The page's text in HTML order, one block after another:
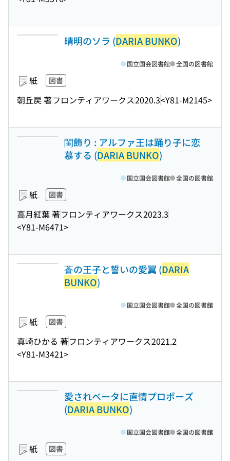
晴明のソラ (DARIA BUNKO)
紙 図書
朝丘戻 著フロンティアワークス2020.3<Y81-M2145>
国立国会図書館 全国の図書館
閨飾り : アルファ王は踊り子に恋
慕する (DARIA BUNKO)
紙 図書
高月紅葉 著フロンティアワークス2023.3
<Y81-M6471>
国立国会図書館 全国の図書館
蒼の王子と誓いの愛翼 (DARIA
BUNKO)
紙 図書
真崎ひかる 著フロンティアワークス2021.2
<Y81-M3421>
国立国会図書館 全国の図書館
愛されベータに直情プロポーズ
(DARIA BUNKO)
紙 図書
国立国会図書館 全国の図書館